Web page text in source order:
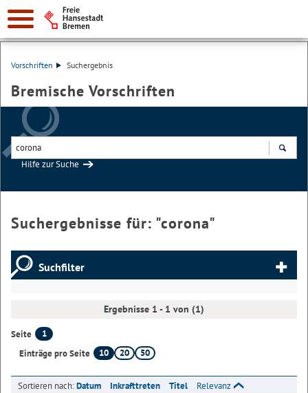
Vorschriften Suchergebnis
Bremische Vorschriften
Hilfe zur Suche
Suchergebnisse für: "corona"
Suchfilter
Ergebnisse 1 - 1 von (1)
Seite
1
Einträge pro Seite
10 20 50
Sortieren nach:Datum Inkrafttreten Titel Relevanz